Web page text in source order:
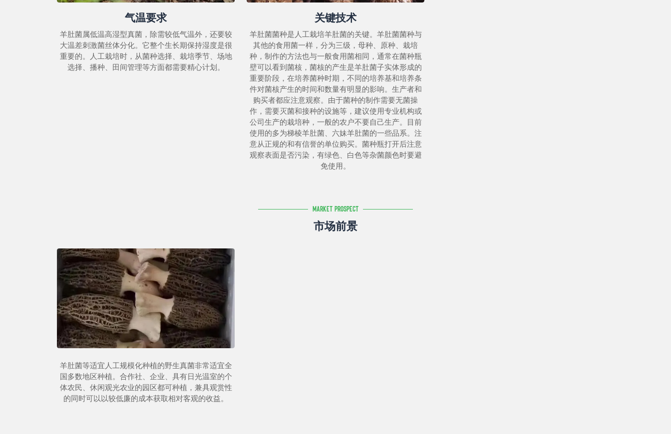
气温要求
羊肚菌属低温高湿型真菌，除需较低气温外，还要较
大温差刺激菌丝体分化。它整个生长期保持湿度是很
重要的。人工栽培时，从菌种选择、栽培季节、场地
选择、播种、田间管理等方面都需要精心计划。
关键技术
羊肚菌菌种是人工栽培羊肚菌的关键。羊肚菌菌种与
其他的食用菌一样，分为三级，母种、原种、栽培
种，制作的方法也与一般食用菌相同，通常在菌种瓶
壁可以看到菌核，菌核的产生是羊肚菌子实体形成的
重要阶段，在培养菌种时期，不同的培养基和培养条
件对菌核产生的时间和数量有明显的影响。生产者和
购买者都应注意观察。由于菌种的制作需要无菌操
作，需要灭菌和接种的设施等，建议使用专业机构或
公司生产的栽培种，一般的农户不要自己生产。目前
使用的多为梯棱羊肚菌、六妹羊肚菌的一些品系。注
意从正规的和有信誉的单位购买。菌种瓶打开后注意
观察表面是否污染，有绿色、白色等杂菌颜色时要避
免使用。
Market Prospect
市场前景
羊肚菌等适宜人工规模化种植的野生真菌非常适宜全
国多数地区种植。合作社、企业、具有日光温室的个
体农民、休闲观光农业的园区都可种植，兼具观赏性
的同时可以以较低廉的成本获取相对客观的收益。